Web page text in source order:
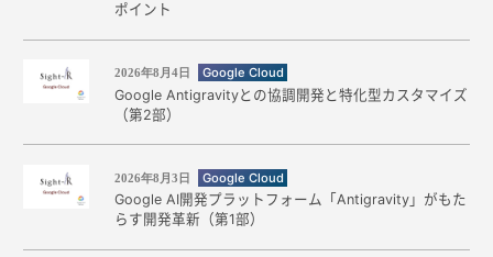
ポイント
2026年8月4日 Google Cloud
Google Antigravityとの協調開発と特化型カスタマイズ
（第2部）
2026年8月3日 Google Cloud
Google AI開発プラットフォーム「Antigravity」がもた
らす開発革新（第1部）